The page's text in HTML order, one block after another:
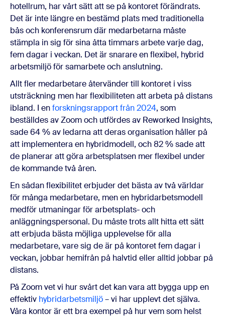
hotellrum, har vårt sätt att se på kontoret förändrats.
Det är inte längre en bestämd plats med traditionella
bås och konferensrum där medarbetarna måste
stämpla in sig för sina åtta timmars arbete varje dag,
fem dagar i veckan. Det är snarare en flexibel, hybrid
arbetsmiljö för samarbete och anslutning.
Allt fler medarbetare återvänder till kontoret i viss
utsträckning men har flexibiliteten att arbeta på distans
ibland. I enforskningsrapport från 2024, som
beställdes av Zoom och utfördes av Reworked Insights,
sade 64 % av ledarna att deras organisation håller på
att implementera en hybridmodell, och 82 % sade att
de planerar att göra arbetsplatsen mer flexibel under
de kommande två åren.
En sådan flexibilitet erbjuder det bästa av två världar
för många medarbetare, men en hybridarbetsmodell
medför utmaningar för arbetsplats- och
anläggningspersonal. Du måste trots allt hitta ett sätt
att erbjuda bästa möjliga upplevelse för alla
medarbetare, vare sig de är på kontoret fem dagar i
veckan, jobbar hemifrån på halvtid eller alltid jobbar på
distans.
På Zoom vet vi hur svårt det kan vara att bygga upp en
effektiv hybridarbetsmiljö– vi har upplevt det själva.
Våra kontor är ett bra exempel på hur vem som helst